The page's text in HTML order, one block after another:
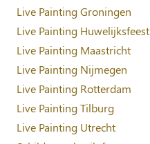
Live Painting Groningen
Live Painting Huwelijksfeest
Live Painting Maastricht
Live Painting Nijmegen
Live Painting Rotterdam
Live Painting Tilburg
Live Painting Utrecht